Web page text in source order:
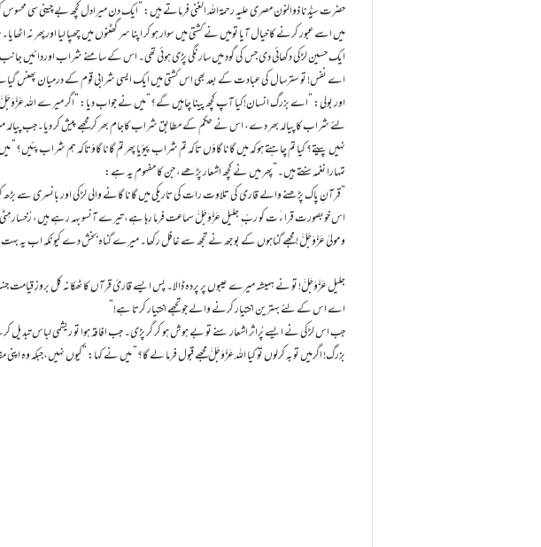
حضرت سیِّدُنا ذوالنون مصری علیہ رحمۃاللہ الغنی فرماتے ہیں: ”ایک دن میرادل کچھ بے چینی سی
میں اسے عبور کرنے کا خیال آیا تومیں نے کشتی میں سوار ہو کر اپنا سر گھٹنوں میں چھپا لیا اورپھر نہ
ایک حسین لڑکی دکھائی دی جس کی گود میں سارنگی پڑی ہوئی تھی۔ اس کے سامنے شراب اوردائیں
اے نفس! تو سترسال کی عبادت کے بعد بھی اس کشتی میں ایک ایسی شرابی قوم کے درمیان پھنس گیاہے
اور بولی: ”اے بزرگ انسان!کیا آپ کچھ پینا چاہیں گے؟”میں نے جواب دیا: ”اگر میرے اللہ عَزَّوَجَلَّ
لئے شراب کا پیالہ بھر دے، اس نے حکم کے مطابق شراب کاجام بھر کر مجھے پیش کر دیا۔جب پیالہ
نہیں پیتے؟ کیا تم چاہتے ہوکہ میں گانا گاؤں تاکہ تم شراب پیؤیا پھر تم گانا گاؤتاکہ ہم شراب
تمہارا نغمہ سنتے ہیں۔”پھر میں نے کچھ اشعار پڑھے، جن کا مفہوم یہ ہے:
”قرآنِ پاک پڑھنے والے قاری کی تلاوت رات کی تاریکی میں گانا گانے والی لڑکی اور بانسری
اس خوبصورت قرا ءَ ت کو ربّ ِ جلیل عَزَّوَجَلَّ سماعت فرما رہا ہے، تیرے آنسو بہہ رہے ہیں،
و مولیٰ عَزَّوَجَلَّ ! مجھے گناہوں کے بوجھ نے تجھ سے غافل رکھا۔ میرے گناہ بخش دے کیونکہ اب
جلیل عَزَّوَجَلَّ! تو نے ہمیشہ میرے عیبوں پر پردہ ڈالا۔ پس ایسے قارئ قرآں کا ٹھکانہ کل بروزِ قیامت
اے اس کے لئے بہترین اختیار کرنے والے جو تجھے اختیار کرتا ہے!”
جب اس لڑکی نے ایسے پُراثر اشعار سنے تو بے ہوش ہو کر گر پڑی۔ جب افاقہ ہوا تو ریشمی لباس
بزرگ! اگرمیں توبہ کرلوں تو کیا اللہ عَزَّوَجَلَّ مجھے قبول فرما لے گا؟” میں نے کہا: ”کیوں نہیں،جبکہ وہ